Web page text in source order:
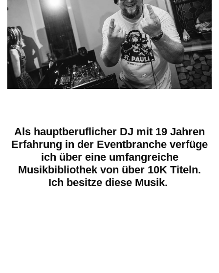
Als hauptberuflicher DJ mit 19 Jahren
Erfahrung in der Eventbranche verfüge
ich über eine umfangreiche
Musikbibliothek von über 10K Titeln.
Ich besitze diese Musik.